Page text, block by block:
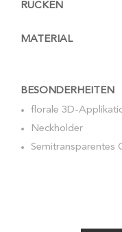
RÜCKEN
MATERIAL
BESONDERHEITEN
florale 3D-
Neckholder
Semitransparentes